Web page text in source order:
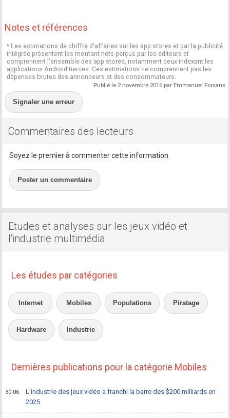
Notes et références
* Les estimations de chiffre d'affaires sur les app stores et par la publicité
intégrée présentent les montant nets perçus par les éditeurs et
comprennent l'ensemble des app stores, notamment ceux indexant les
applications Android tierces. Ces estimations ne comprennent pas les
dépenses brutes des annonceurs et des consommateurs.
Publié le 2 novembre 2016 par Emmanuel Forsans
Signaler une erreur
Commentaires des lecteurs
Soyez le premier à commenter cette information.
Poster un commentaire
Etudes et analyses sur les jeux vidéo et
l'industrie multimédia
Les études par catégories
Internet Mobiles Populations Piratage
Hardware Industrie
Dernières publications pour la catégorie Mobiles
30.06
L'industrie des jeux vidéo a franchi la barre des $200 milliards en
2025